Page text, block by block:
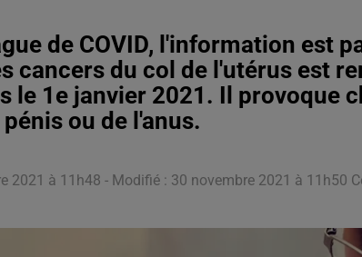
de COVID, l'information est
cancers du col de l'utérus est
le 1e janvier 2021. Il provoque
pénis ou de l'anus.
2021 à 11h48 - Modifié : 30 novembre 2021 à 11h50